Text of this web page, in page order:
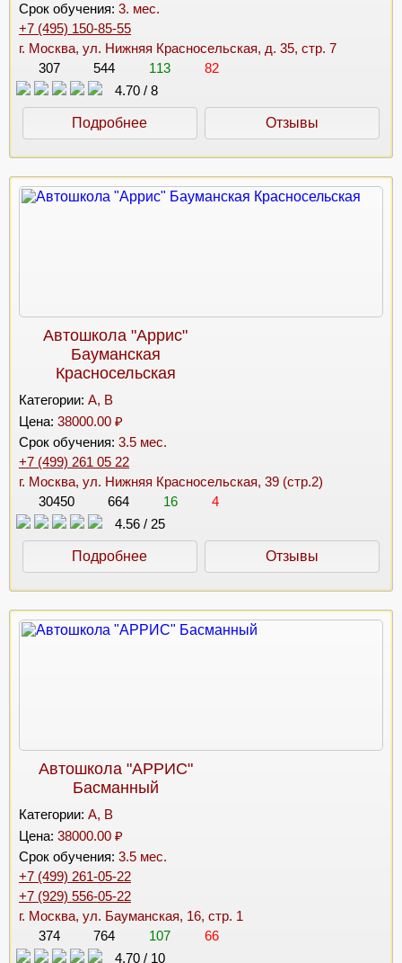
Срок обучения: 3. мес.
+7 (495) 150-85-55
г. Москва, ул. Нижняя Красносельская, д. 35, стр. 7
307
544 113
82
4.70 / 8
Подробнее Отзывы
Автошкола "Аррис"
Бауманская
Красносельская
Категории: A, B
Цена: 38000.00 ₽
Срок обучения: 3.5 мес.
+7 (499) 261 05 22
г. Москва, ул. Нижняя Красносельская, 39 (стр.2)
30450
664 16
4
4.56 / 25
Подробнее Отзывы
Автошкола "АРРИС"
Басманный
Категории: A, B
Цена: 38000.00 ₽
Срок обучения: 3.5 мес.
+7 (499) 261-05-22
+7 (929) 556-05-22
г. Москва, ул. Бауманская, 16, стр. 1
374
764 107
66
4.70 / 10